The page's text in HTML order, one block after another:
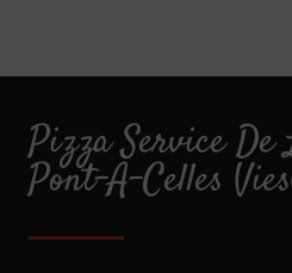
Pizza Service De
Pont-À-Celles